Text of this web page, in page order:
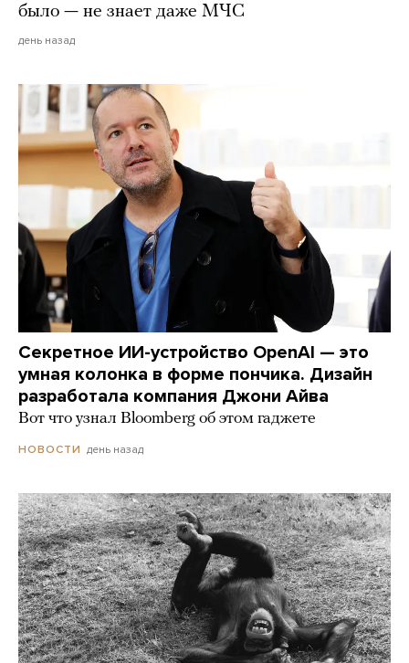
было — не знает даже МЧС
день назад
Секретное ИИ-устройство OpenAI — это
умная колонка в форме пончика. Дизайн
разработала компания Джони Айва
Вот что узнал Bloomberg об этом гаджете
НОВОСТИ день назад